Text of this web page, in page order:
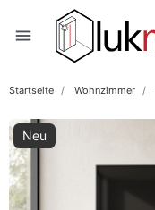
menu
Startseite Wohnzimmer
Neu